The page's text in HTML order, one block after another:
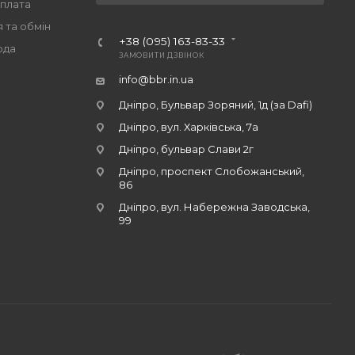
обмін
+38 (095) 163-83-33
ЗАМОВИТИ ДЗВІНОК
info@bbr.in.ua
Дніпро, Бульвар Зоряний, 1д (за Dafi)
Дніпро, вул. Харківська, 7а
Дніпро, бульвар Слави 2г
Дніпро, проспект Слобожанський,
86
Дніпро, вул. Набережна Заводська,
99